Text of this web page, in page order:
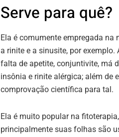
Serve para quê?
Ela é comumente empregada
a rinite e a sinusite, por
falta de apetite, conjuntivite, má
insônia e rinite alérgica; além de
comprovação científica para tal.
Ela é muito popular na
principalmente suas folhas são